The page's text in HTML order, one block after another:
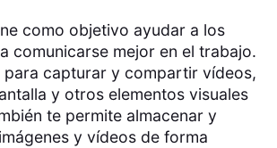
como objetivo ayudar a los
comunicarse mejor en el trabajo.
para capturar y compartir vídeos,
y otros elementos visuales
te permite almacenar y
y vídeos de forma